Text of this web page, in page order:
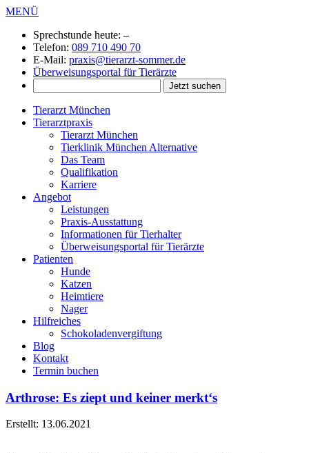
MENÜ
Sprechstunde heute: –
Telefon: 089 710 490 70
E-Mail: praxis@tierarzt-sommer.de
Überweisungsportal für Tierärzte
Tierarzt München
Tierarztpraxis
Tierarzt München
Tierklinik München Alternative
Das Team
Qualifikation
Karriere
Angebot
Leistungen
Praxis-Ausstattung
Informationen für Tierhalter
Überweisungsportal für Tierärzte
Patienten
Hunde
Katzen
Heimtiere
Nager
Hilfreiches
Schokoladenvergiftung
Blog
Kontakt
Termin buchen
Arthrose: Es ziept und keiner merkt‘s
Erstellt: 13.06.2021